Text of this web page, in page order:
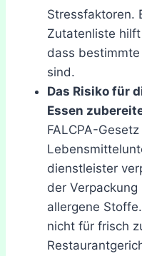
Stressfaktoren.
Zutatenliste
dass
sind.
Das Risiko für
Essen
FALCPA-
dienstleister
der
allergene
nicht für frisch